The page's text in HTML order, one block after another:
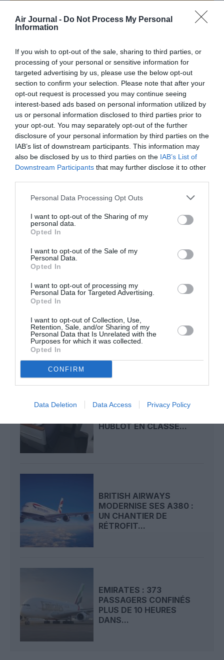
Air Journal - Do Not Process My Personal
Information
If you wish to opt-out of the sale, sharing to third parties, or
processing of your personal or sensitive information for
targeted advertising by us, please use the below opt-out
section to confirm your selection. Please note that after your
opt-out request is processed you may continue seeing
interest-based ads based on personal information utilized by
us or personal information disclosed to third parties prior to
your opt-out. You may separately opt-out of the further
disclosure of your personal information by third parties on the
IAB’s list of downstream participants. This information may
also be disclosed by us to third parties on the IAB’s List of
Downstream Participants that may further disclose it to other
Personal Data Processing Opt Outs
I want to opt-out of the Sharing of my
personal data.
Opted In
I want to opt-out of the Sale of my
Personal Data.
Opted In
I want to opt-out of processing my
Personal Data for Targeted Advertising.
Opted In
I want to opt-out of Collection, Use,
Retention, Sale, and/or Sharing of my
Personal Data that Is Unrelated with the
Purposes for which it was collected.
Opted In
CONFIRM
Data Deletion Data Access Privacy Policy
Appel aux lecteurs !
Soutenez Air Journal participez
NOUS SOUTENIR
DERNIERS COMMENTAIRES
atplhkta commenté l'article :
arrivées plus longues, des correspondances à risque
Manfoua commenté l'article :
Pyramides, croisières et mer Rouge : l’Égypte mise sur
une saison record malgré le contexte géopolitique
Airbus A380
LIRE AUSSI
A380 DE LUFTHANSA :
HUBLOT EN CLASSE...
BRITISH AIRWAYS
MODERNISE SES A380 :
UN CHANTIER DE
RÉTROFIT...
EMIRATES : 373
PASSAGERS CONFINÉS
PLUS DE 10 HEURES
DANS...